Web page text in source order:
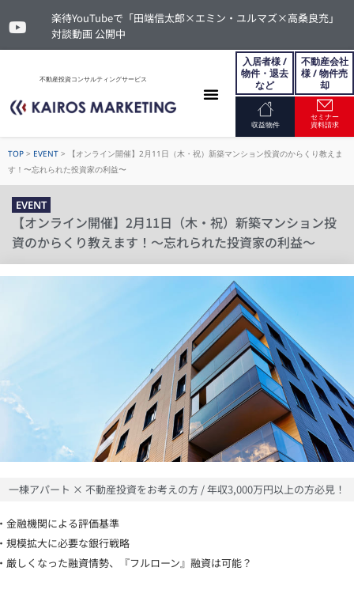
楽待YouTubeで「田端信太郎×エミン・ユルマズ×高桑良充」
対談動画 公開中
不動産投資コンサルティングサービス
入居者様 /
物件・退去
など
不動産会社
様 / 物件売
却
収益物件
セミナー
資料請求
TOP > EVENT >
【オンライン開催】2月11日（木・祝）新築マンション投資のからくり教えま
す！〜忘れられた投資家の利益〜
EVENT
【オンライン開催】2月11日（木・祝）新築マンション投
資のからくり教えます！〜忘れられた投資家の利益〜
一棟アパート × 不動産投資をお考えの方 / 年収3,000万円以上の方必見！
金融機関による評価基準
規模拡大に必要な銀行戦略
厳しくなった融資情勢、『フルローン』融資は可能？